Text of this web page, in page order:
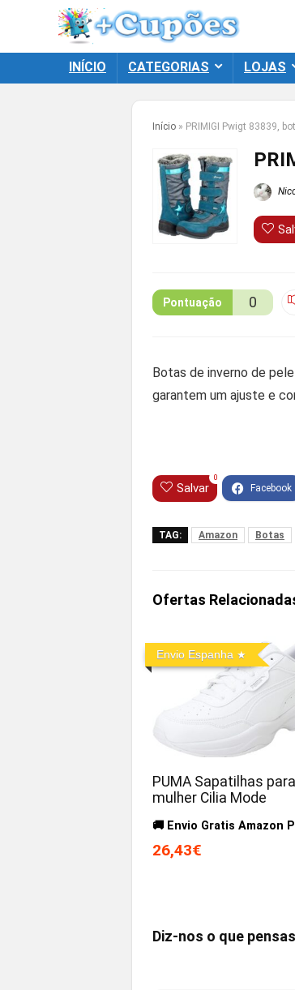
INÍCIO CATEGORIAS LOJAS
Início » PRIMIGI Pwigt 83839,
Pontuação 0
Botas de inverno de
garantem um ajuste e
Salvar
0
TAG: Amazon Botas
Ofertas
Envio Espanha
PUMA Sapatilhas para
mulher Cilia Mode
🚚 Envio Gratis Amazon
26,43€
Diz-nos o que